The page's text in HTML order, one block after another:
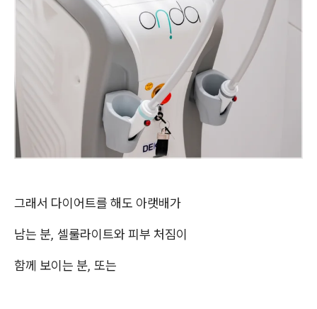
그래서 다이어트를 해도 아랫배가
남는 분, 셀룰라이트와 피부 처짐이
함께 보이는 분, 또는